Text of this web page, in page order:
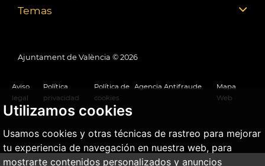
Utilizamos cookies
Usamos cookies y otras técnicas de rastreo para mejorar
tu experiencia de navegación en nuestra web, para
mostrarte contenidos personalizados y anuncios
Temas
Ajuntament de València © 2026
Aviso
legal
Política
privacidad
Política de
cookies
Agencia Antifraude
Mapa
Web